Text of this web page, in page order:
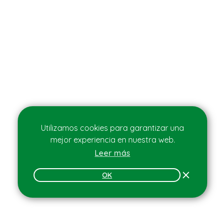
Utilizamos cookies para garantizar una
mejor experiencia en nuestra web.
Leer más
OK